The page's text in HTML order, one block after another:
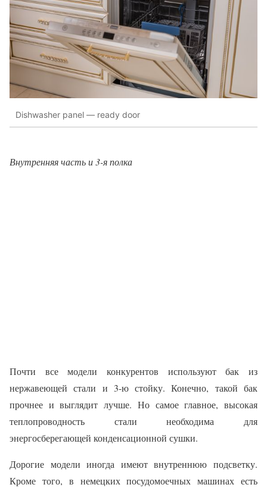
Dishwasher panel — ready door
Внутренняя часть и 3-я полка
Почти все модели конкурентов используют бак из
нержавеющей стали и 3-ю стойку. Конечно, такой бак
прочнее и выглядит лучше. Но самое главное, высокая
теплопроводность стали необходима для
энергосберегающей конденсационной сушки.
Дорогие модели иногда имеют внутреннюю подсветку.
Кроме того, в немецких посудомоечных машинах есть